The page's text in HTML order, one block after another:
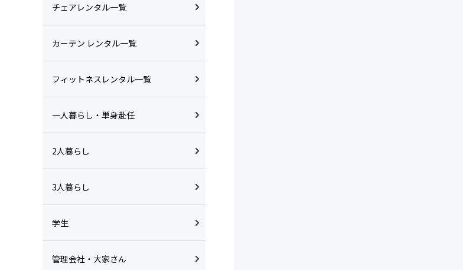
チェアレンタル一覧
カーテン レンタル一覧
フィットネスレンタル一覧
一人暮らし・単身赴任
2人暮らし
3人暮らし
学生
管理会社・大家さん